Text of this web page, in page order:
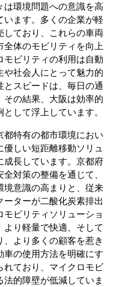
環境問題への意識を高
ます。多くの企業が軽
ており、これらの車両
全体のモビリティを向上
モビリティの利用は自動
社会人にとって魅力的
スピードは、毎日の通
の結果、大阪は効率的
して浮上しています。
特有の都市環境におい
しい短距離移動ソリュ
成長しています。京都府
対策の整備を通じて、
境意識の高まりと、従来
ーターが二酸化炭素排出
ビリティソリューショ
り軽量で快適、そして
より多くの顧客を惹き
の使用方法を明確にす
れており、マイクロモビ
的障壁が低減していま